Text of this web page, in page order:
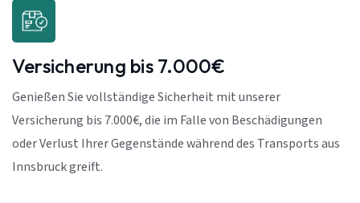
Versicherung bis 7.000€
Genießen Sie vollständige Sicherheit mit unserer
Versicherung bis 7.000€, die im Falle von Beschädigungen
oder Verlust Ihrer Gegenstände während des Transports aus
Innsbruck greift.